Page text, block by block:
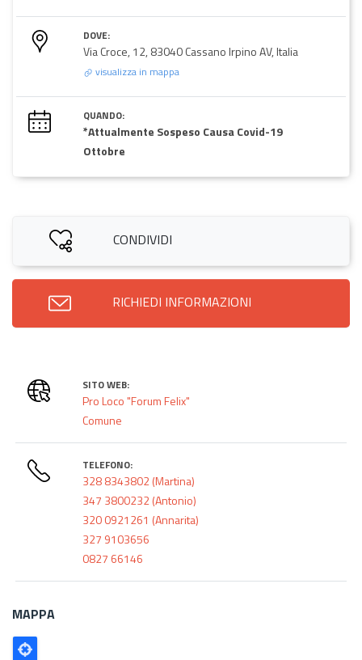
DOVE:
Via Croce, 12, 83040 Cassano Irpino AV, Italia
visualizza in mappa
QUANDO:
*Attualmente Sospeso Causa Covid-19
Ottobre
CONDIVIDI
RICHIEDI INFORMAZIONI
SITO WEB:
Pro Loco "Forum Felix"
Comune
TELEFONO:
328 8343802 (Martina)
347 3800232 (Antonio)
320 0921261 (Annarita)
327 9103656
0827 66146
MAPPA
Poligono